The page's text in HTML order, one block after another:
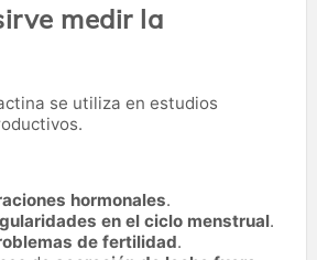
medir la
se utiliza en estudios
hormonales.
en el ciclo menstrual.
de fertilidad.